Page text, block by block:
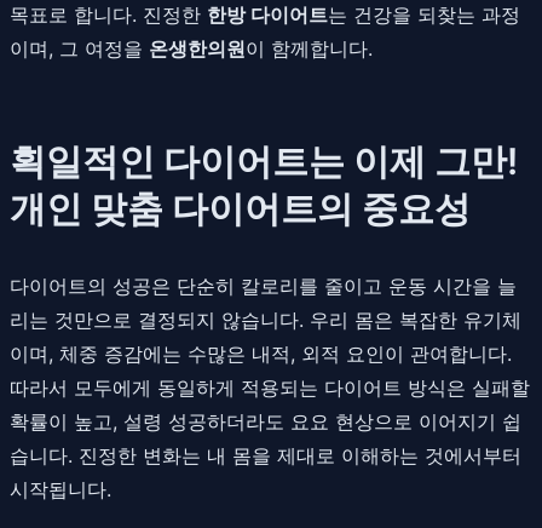
목표로 합니다. 진정한 한방 다이어트는 건강을 되찾는 과정
이며, 그 여정을 온생한의원이 함께합니다.
획일적인 다이어트는 이제 그만!
개인 맞춤 다이어트의 중요성
다이어트의 성공은 단순히 칼로리를 줄이고 운동 시간을 늘
리는 것만으로 결정되지 않습니다. 우리 몸은 복잡한 유기체
이며, 체중 증감에는 수많은 내적, 외적 요인이 관여합니다.
따라서 모두에게 동일하게 적용되는 다이어트 방식은 실패할
확률이 높고, 설령 성공하더라도 요요 현상으로 이어지기 쉽
습니다. 진정한 변화는 내 몸을 제대로 이해하는 것에서부터
시작됩니다.